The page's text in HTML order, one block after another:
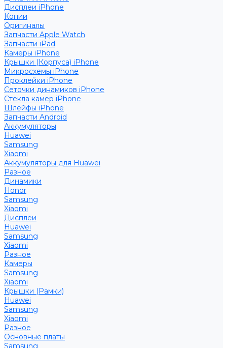
Дисплеи iPhone
Копии
Оригиналы
Запчасти Apple Watch
Запчасти iPad
Камеры iPhone
Крышки (Корпуса) iPhone
Микросхемы iPhone
Проклейки iPhone
Сеточки динамиков iPhone
Стекла камер iPhone
Шлейфы iPhone
Запчасти Android
Аккумуляторы
Huawei
Samsung
Xiaomi
Аккумуляторы для Huawei
Разное
Динамики
Honor
Samsung
Xiaomi
Дисплеи
Huawei
Samsung
Xiaomi
Разное
Камеры
Samsung
Xiaomi
Крышки (Рамки)
Huawei
Samsung
Xiaomi
Разное
Основные платы
Samsung